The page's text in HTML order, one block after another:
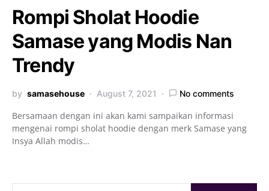
Rompi Sholat Hoodie
Samase yang Modis Nan
Trendy
by samasehouse August 7, 2021 No comments
Bersamaan dengan ini akan kami sampaikan informasi
mengenai rompi sholat hoodie dengan merk Samase yang
Insya Allah modis…